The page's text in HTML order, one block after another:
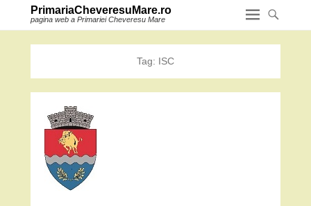
PrimariaCheveresuMare.ro
pagina web a Primariei Cheveresu Mare
Tag: ISC